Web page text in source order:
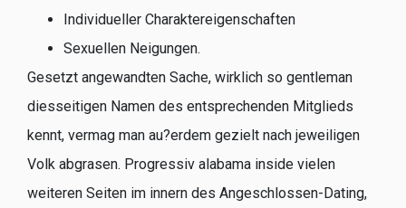
Individueller Charaktereigenschaften
Sexuellen Neigungen.
Gesetzt angewandten Sache, wirklich so gentleman
diesseitigen Namen des entsprechenden Mitglieds
kennt, vermag man au?erdem gezielt nach jeweiligen
Volk abgrasen. Progressiv alabama inside vielen
weiteren Seiten im innern des Angeschlossen-Dating,